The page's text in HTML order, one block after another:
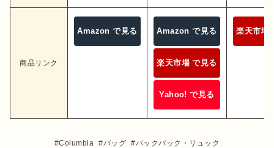
商品リンク
Amazon で見る Amazon で見る
楽天市場 で見る
Yahoo! で見る
楽天市場
Columbia バッグ バックパック・リュック